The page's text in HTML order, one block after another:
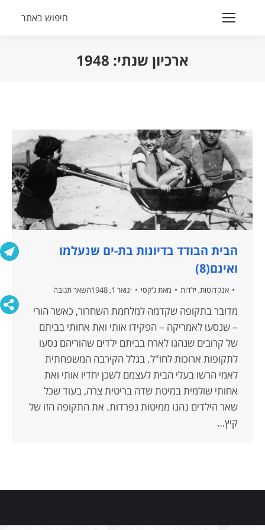
Search:
חיפוש באתר
ארכיון שנתי: 1948
הבית הבודד בדיונות בת-ים שנעלמו
ואינם(8)
אנקדוטות, ילדות מאתג'קסי ינואר 1, 1948 השאר תגובה
מדובר בתקופה שקדמה למלחמת השחרור, כאשר הורי
– שנסעו לאמריקה – הפקידו אותי ואת אחותי בביתם
של קרובים שנהגו לארח בביתם ילדים שהוריהם נסעו
לתקופות ארוכות לחו"ל. בגלל הקירבה המשפחתית
לאמי הרשו בעלי הבית לעצמם לשכן יחדיו אותי ואת
אחותי שולמית במיטת שדה בריטית צרה, בעוד שכל
שאר הילדים נהנו ממיטות נפרדות. את התקופה הזו של
קיץ…